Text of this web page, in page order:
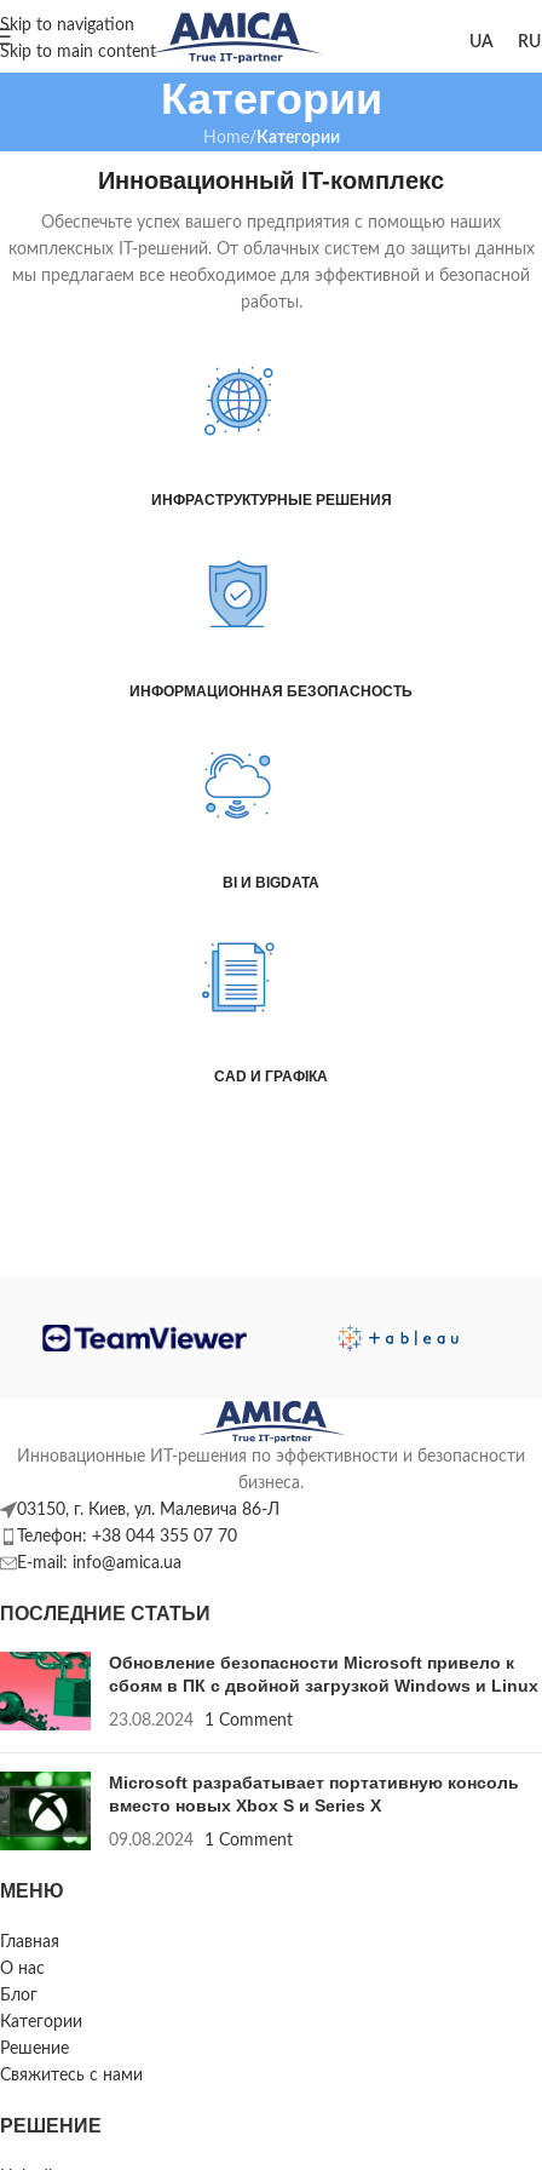
Skip to navigation
Skip to main content
Категории
Home/ Категории
Инновационный IT-комплекс
Обеспечьте успех вашего предприятия с помощью наших
комплексных IT-решений. От облачных систем до защиты данных
мы предлагаем все необходимое для эффективной и безопасной
работы.
ИНФРАСТРУКТУРНЫЕ РЕШЕНИЯ
ИНФОРМАЦИОННАЯ БЕЗОПАСНОСТЬ
BI И BIGDATA
CAD И ГРАФІКА
Инновационные ИТ-решения по эффективности и безопасности
бизнеса.
03150, г. Киев, ул. Малевича 86-Л
Телефон: +38 044 355 07 70
E-mail: info@amica.ua
ПОСЛЕДНИЕ СТАТЬИ
Обновление безопасности Microsoft привело к
сбоям в ПК с двойной загрузкой Windows и Linux
23.08.2024 1 Comment
Microsoft разрабатывает портативную консоль
вместо новых Xbox S и Series X
09.08.2024 1 Comment
МЕНЮ
Главная
О нас
Блог
Категории
Решение
Свяжитесь с нами
РЕШЕНИЕ